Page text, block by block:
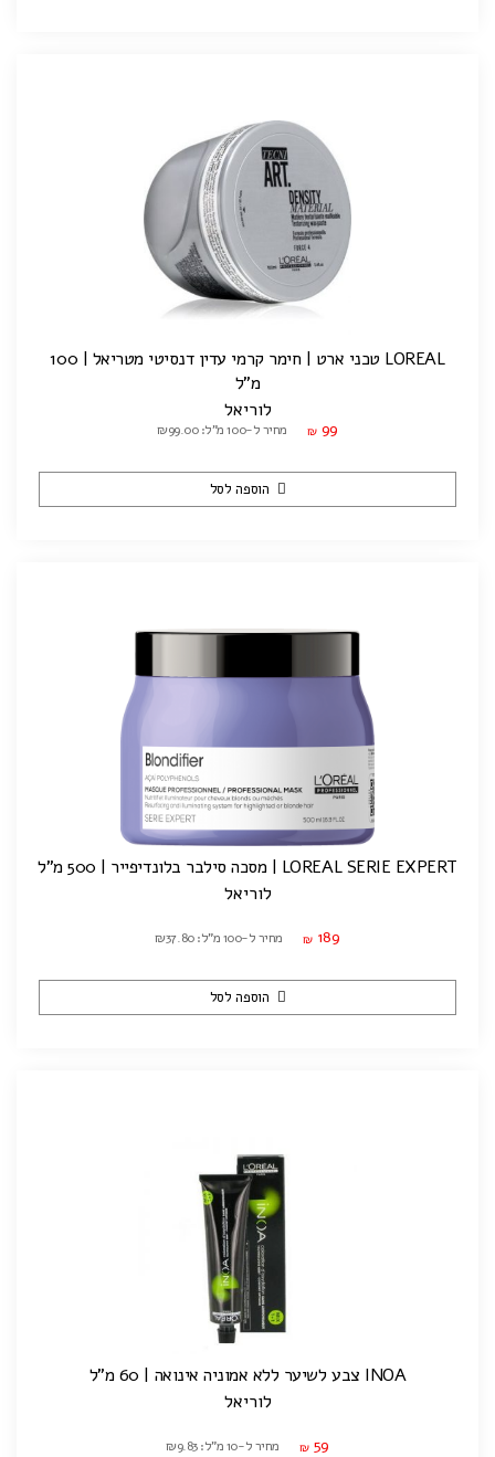
LOREAL טכני ארט | חימר קרמי עדין דנסיטי מטריאל | 100
מ"ל
לוריאל
₪ 99 מחיר ל-100 מ"ל: ₪99.00
הוספה לסל
LOREAL SERIE EXPERT | מסכה סילבר בלונדיפייר | 500 מ"ל
לוריאל
₪ 189 מחיר ל-100 מ"ל: ₪37.80
הוספה לסל
INOA צבע לשיער ללא אמוניה אינואה | 60 מ"ל
לוריאל
₪ 59 מחיר ל-10 מ"ל: ₪9.83